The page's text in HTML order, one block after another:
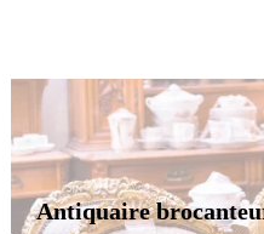
Antiquaire